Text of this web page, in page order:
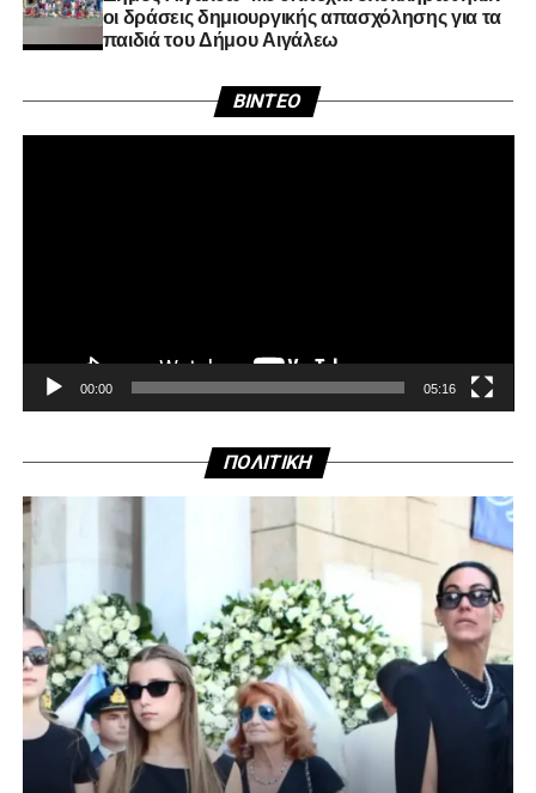
οι δράσεις δημιουργικής απασχόλησης για τα
παιδιά του Δήμου Αιγάλεω
BINTEO
00:00 05:16
ΠΟΛΙΤΙΚΗ